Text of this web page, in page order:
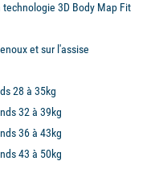
3D Body Map Fit
et sur l'assise
28 à 35kg
32 à 39kg
36 à 43kg
43 à 50kg